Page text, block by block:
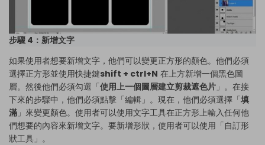
步驟 4：新增文字
如果使用者想要新增文字，他們可以變更正方形的顏色。他們必須
選擇正方形並使用快捷鍵shift + ctrl+N 在上方新增一個黑色圖
層。然後他們必須勾選「使用上一個圖層建立剪裁遮色片 」。在接
下來的步驟中，他們必須點擊「編輯」。現在，他們必須選擇「填
滿 」來變更顏色。使用者可以使用文字工具在正方形上輸入任何他
們想要的內容來新增文字。要新增形狀，使用者可以使用「自訂形
狀工具」。